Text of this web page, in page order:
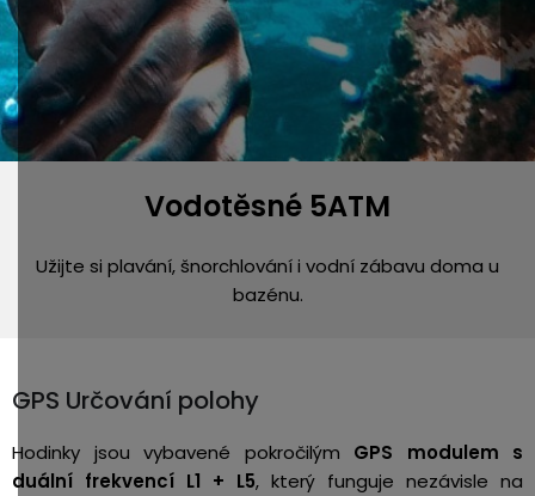
Vodotěsné 5ATM
Užijte si plavání, šnorchlování i vodní zábavu doma u
bazénu.
GPS Určování polohy
Hodinky jsou vybavené pokročilým GPS modulem s
duální frekvencí L1 + L5, který funguje nezávisle na